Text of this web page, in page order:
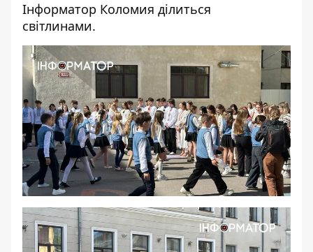
Інформатор Коломия ділиться
світлинами.